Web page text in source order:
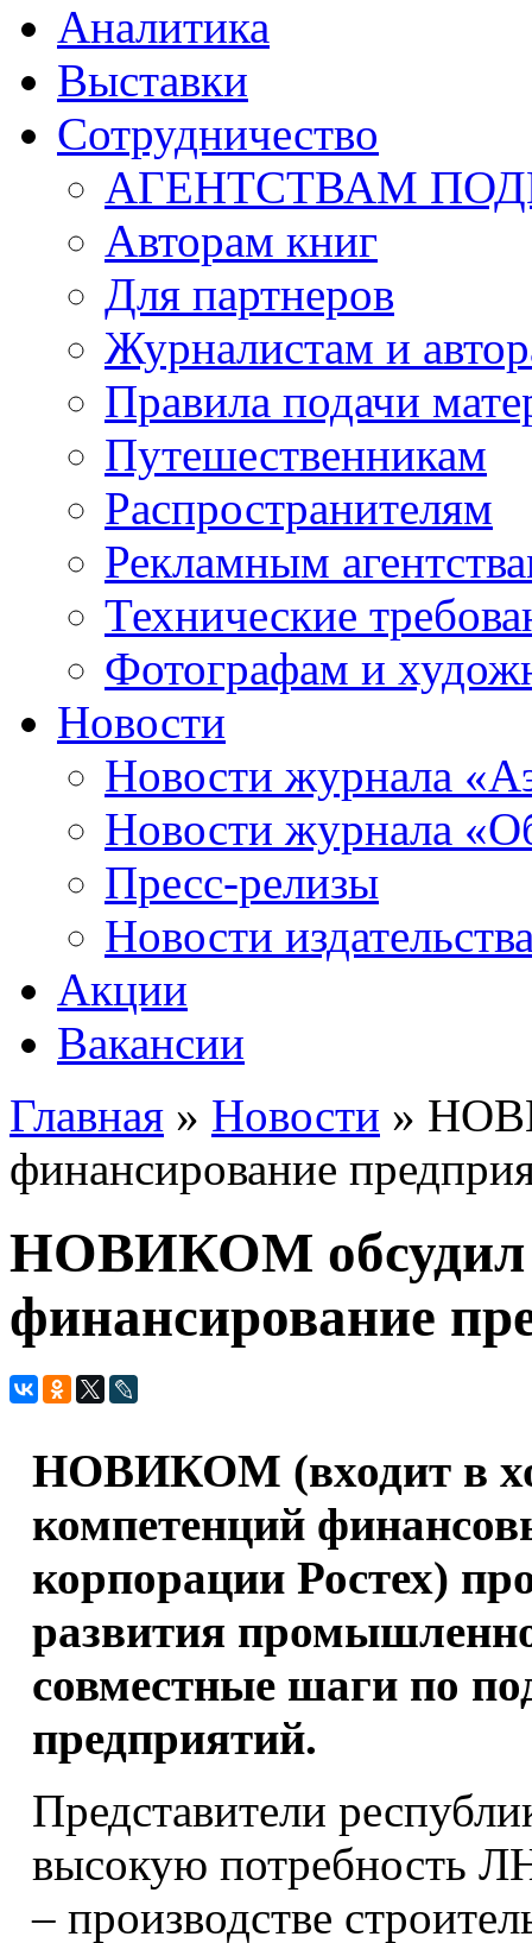
Аналитика
Выставки
Сотрудничество
АГЕНТСТВАМ
Авторам книг
Для партнеров
Журналистам и
Правила подачи
Путешественникам
Распространителям
Рекламным
Технические
Фотографам и
Новости
Новости журнала
Новости журнала
Пресс-релизы
Новости
Акции
Вакансии
Вы здесь
Главная » Новости »
финансирование
НОВИКОМ обсудил
финансирование
НОВИКОМ (входит в
компетенций
корпорации Ростех)
развития
совместные шаги по
предприятий.
Представители
высокую потребность
– производстве